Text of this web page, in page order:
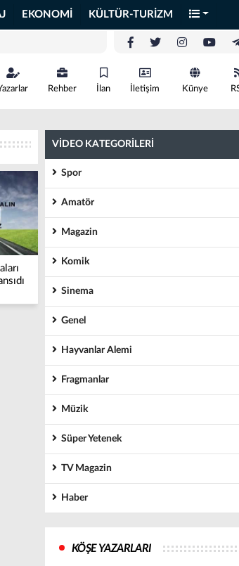
EKONOMİ KÜLTÜR-TURİZM
Rehber İlan İletişim Künye
VİDEO KATEGORİLERİ
Spor
Amatör
Magazin
Komik
Sinema
Genel
Hayvanlar Alemi
Fragmanlar
Müzik
Süper Yetenek
TV Magazin
Haber
KÖŞE YAZARLARI